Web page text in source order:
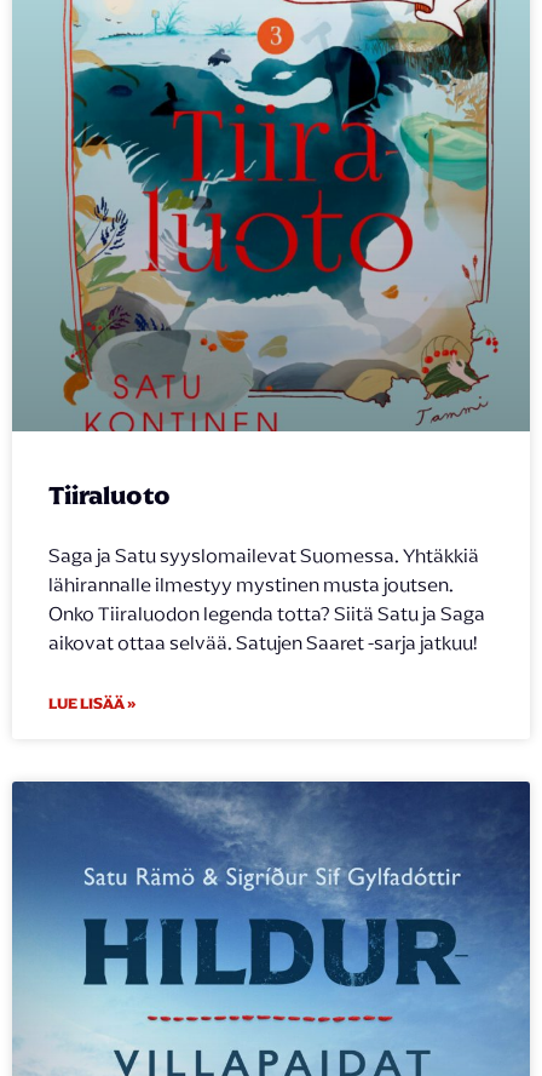
Tiiraluoto
Saga ja Satu syyslomailevat Suomessa. Yhtäkkiä
lähirannalle ilmestyy mystinen musta joutsen.
Onko Tiiraluodon legenda totta? Siitä Satu ja Saga
aikovat ottaa selvää. Satujen Saaret -sarja jatkuu!
LUE LISÄÄ »